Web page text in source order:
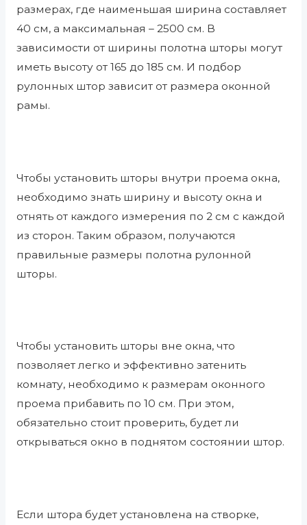
размерах, где наименьшая ширина составляет
40 см, а максимальная – 2500 см. В
зависимости от ширины полотна шторы могут
иметь высоту от 165 до 185 см. И подбор
рулонных штор зависит от размера оконной
рамы.
Чтобы установить шторы внутри проема окна,
необходимо знать ширину и высоту окна и
отнять от каждого измерения по 2 см с каждой
из сторон. Таким образом, получаются
правильные размеры полотна рулонной
шторы.
Чтобы установить шторы вне окна, что
позволяет легко и эффективно затенить
комнату, необходимо к размерам оконного
проема прибавить по 10 см. При этом,
обязательно стоит проверить, будет ли
открываться окно в поднятом состоянии штор.
Если штора будет установлена на створке,